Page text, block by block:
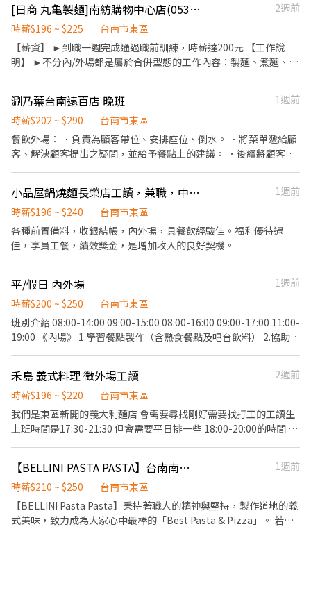
餐點、交通便利通勤上班很方便。 ✅歡迎無餐飲工作經驗、對餐飲
業有熱忱的您，加入三澧餐飲集團。 -------------------------------
共同創造無限可能。 1998年於台灣成立-日商三澧餐飲集團 HUMAX
ASIA，屬於日本Wondertable餐飲集團在台分公司。 深耕台灣多年
的日本與義大利美食連鎖品牌，旗下六大連鎖餐飲品牌包含， ★義
式料理餐廳：BELLINI CAFFÈ、BELLINI Pasta Pasta、MOLINO手
羅專門店：天吉屋、吉天麩羅 全台直營店鋪皆位於各大百貨商場，
並持續穩定發展中。 -----------------------------------------------
--------------------------- 【應徵須知】 ①詳閱工作內容後，請審
慎提出應徵申請。 ②履歷初審合適者，將邀請實體面談，初審資格
不符者則不另行通知。 ③錄取的實際任用職稱及薪資，依面談結果
與經驗核定職級。
負責結帳、收銀等工作。 餐飲內場： ．擔任廚師的助手，處理烹飪
前與烹飪中之準備工作與其他餐廳相關事務。 ．負責洗、剝、削、
切各種食材。 ．負責清理工作環境、設備和餐具。 ．準備不同餐點
所需要的食材。 ．協助測量食材的容量與重量。 ．負責擺盤、打包
[日商 丸亀製麵]南紡購物中心店(053)-長期兼職夥伴/廚助/工讀生/彈性排班
2週前
時薪$196 ~ $225
台南市東區
【薪資】 ►到職一週完成通過職前訓練，時薪達200元 【工作說
明】 ►不分內/外場都是屬於合併型態的工作內容：製麵、煮麵、製
時請於主管確認排班時間） 【薪資福利】 1. 提供員工餐 2. 國定假日
雙倍薪 3. 提供優秀同仁績效獎金 4. 久任獎金 5. 生日禮卷 6. 滿年資
享特休假 7.福委會福利補助 ★★多項福利歡迎您加入我們★★ 總是
提供好吃日式餐飲的公司 台灣東利多(丸亀製麵)
涮乃葉台南遠百店 晚班
1週前
時薪$202 ~ $290
台南市東區
餐飲外場： ．負責為顧客帶位、安排座位、倒水。 ．將菜單遞給顧
客、解決顧客提出之疑問，並給予餐點上的建議。 ．後續將顧客點
負責結帳、收銀等工作。 餐飲內場： ．擔任廚師的助手，處理烹飪
前與烹飪中之準備工作與其他餐廳相關事務。 ．負責洗、剝、削、
切各種食材。 ．負責清理工作環境、設備和餐具。 ．準備不同餐點
所需要的食材。 ．協助測量食材的容量與重量。 ．負責擺盤、打包
小品屋鍋燒麵長榮店工讀，兼職，中午班，假日班
1週前
時薪$196 ~ $240
台南市東區
各種前置備料，收銀結帳，內外場，具餐飲經驗佳。福利優待遇
佳，享員工餐，績效獎金，是增加收入的良好契機。
平/假日 內外場
1週前
時薪$200 ~ $250
台南市東區
班別介紹 08:00-14:00 09:00-15:00 08:00-16:00 09:00-17:00 11:00-
19:00 《內場》 1.學習餐點製作（含熟食餐點及吧台飲料） 2.協助備
桌整理 6.甜點盤、杯器清洗 7.廁所及用餐環境打掃維護 《相關福
利》 1.勞健保 2.聚餐 3.小費分紅 4.店內飲料餐點可以自己弄來吃 5.
老闆老闆娘如果出國回來會有小禮物🤣 ⭐️我們會有固定公休日，未
訂。 其實工作內容都和外面餐廳大同小異 但我們對於「食材的認
低$200起 ✅調整薪資的速度取決學習的速度🤣 老闆是00後，是個 I
人，但公司工作氛圍相對輕鬆，歡迎大家加入～
禾島 義式料理 徵外場工讀
2週前
時薪$196 ~ $220
台南市東區
我們是東區新開的義大利麵店 會需要尋找剛好需要找打工的工讀生
上班時間是17:30-21:30 但會需要平日排一些 18:00-20:00的時間 上
少 但我們也會希望大家一起讓店裡更好 去讓大家分紅可以拿到更多
工作範圍 外場： 1.幫忙備料 2.帶位送餐 3.收餐 4.雜事 5.幫忙洗碗(有
洗碗機)
【BELLINI PASTA PASTA】台南南紡店-外場兼職(晚班)-B11
1週前
時薪$210 ~ $250
台南市東區
【BELLINI Pasta Pasta】秉持著職人的精神與堅持，製作道地的義
式美味，致力成為大家心中最棒的「Best Pasta & Pizza」。 若您